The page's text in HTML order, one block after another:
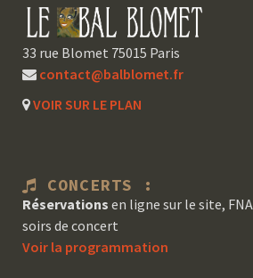
33 rue Blomet 75015 Paris
contact@balblomet.fr
VOIR SUR LE PLAN
CONCERTS :
Réservations en ligne sur le site,
soirs de concert
Voir la programmation